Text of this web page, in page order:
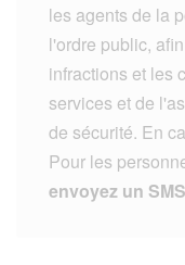
les agents de la
l'ordre public,
infractions et les
services et de
de sécurité. En
Pour les
envoyez un